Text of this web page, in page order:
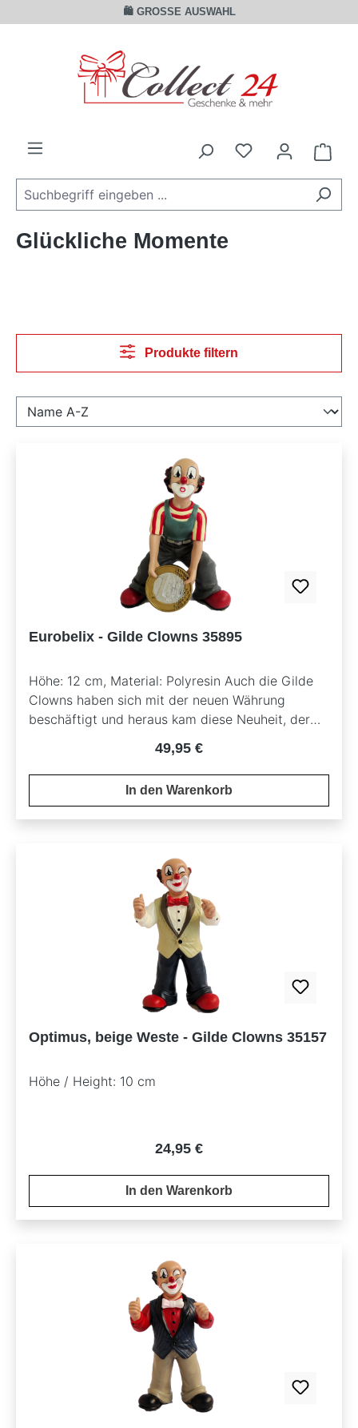
Zum Hauptinhalt springen🛍️ GROSSE AUSWAHL
Glückliche Momente
Produkte filtern
Eurobelix - Gilde Clowns 35895
Höhe: 12 cm, Material: Polyresin Auch die Gilde
Clowns haben sich mit der neuen Währung
beschäftigt und heraus kam diese Neuheit, der
einem Bodenstempel - Sonderfigur zur
europäischen Währungsunion Eurobelix -
Regulärer Preis:
49,95 €
In den Warenkorb
Optimus, beige Weste - Gilde Clowns 35157
Höhe / Height: 10 cm
Regulärer Preis:
24,95 €
In den Warenkorb